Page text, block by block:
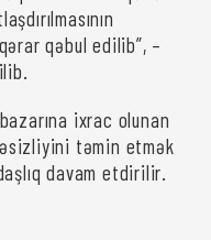
qəbul edilib”, –
ixrac olunan
təmin etmək
davam etdirilir.